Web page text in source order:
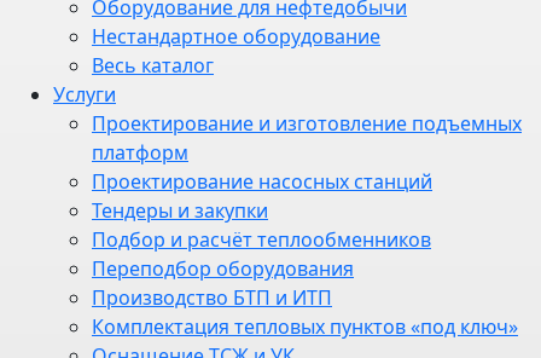
Оборудование для нефтедобычи
Нестандартное оборудование
Весь каталог
Услуги
Проектирование и изготовление подъемных
платформ
Проектирование насосных станций
Тендеры и закупки
Подбор и расчёт теплообменников
Переподбор оборудования
Производство БТП и ИТП
Комплектация тепловых пунктов «под ключ»